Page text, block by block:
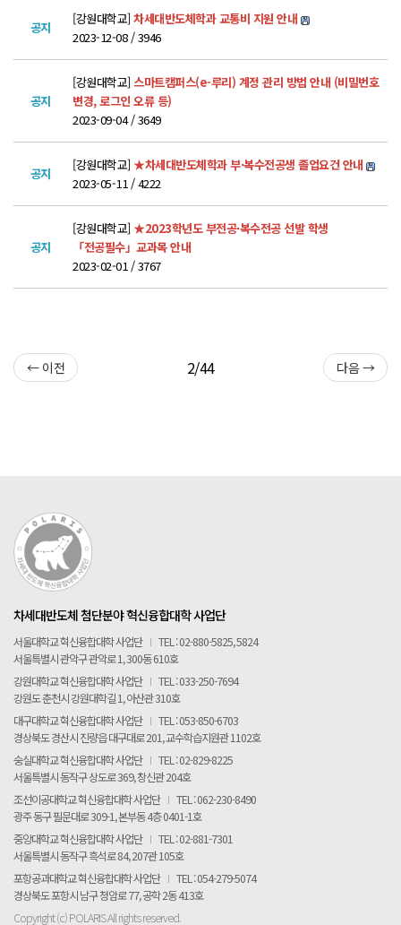
공지사항
News
행사
Q&A
POLARIS TMI
공지
[강원대학교] 차세대반도체학과 교통비 지원 안내
2023-12-08 / 3946
공지
[강원대학교] 스마트캠퍼스(e-루리) 계정 관리 방법 안내 (비밀번호
변경, 로그인 오류 등)
2023-09-04 / 3649
공지
[강원대학교] ★차세대반도체학과 부·복수전공생 졸업요건 안내
2023-05-11 / 4222
공지
[강원대학교] ★2023학년도 부전공·복수전공 선발 학생
「전공필수」교과목 안내
2023-02-01 / 3767
← 이전 2/44 다음 →
차세대반도체 첨단분야 혁신융합대학 사업단
서울대학교 혁신융합대학 사업단 I TEL : 02-880-5825, 5824
서울특별시 관악구 관악로 1, 300동 610호
강원대학교 혁신융합대학 사업단 I TEL : 033-250-7694
강원도 춘천시 강원대학길 1, 아산관 310호
대구대학교 혁신융합대학 사업단 I TEL : 053-850-6703
경상북도 경산시 진량읍 대구대로 201, 교수학습지원관 1102호
숭실대학교 혁신융합대학 사업단 I TEL : 02-829-8225
서울특별시 동작구 상도로 369, 창신관 204호
조선이공대학교 혁신융합대학 사업단 I TEL : 062-230-8490
광주 동구 필문대로 309-1, 본부동 4층 0401-1호
중앙대학교 혁신융합대학 사업단 I TEL : 02-881-7301
서울특별시 동작구 흑석로 84, 207관 105호
포항공과대학교 혁신융합대학 사업단 I TEL : 054-279-5074
경상북도 포항시 남구 청암로 77, 공학 2동 413호
Copyright (c) POLARIS All rights reserved.